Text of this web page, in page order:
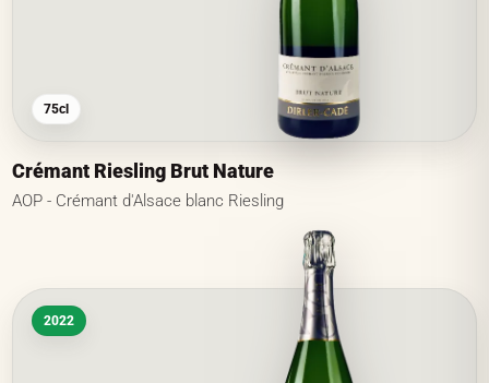
75cl
Crémant Riesling Brut Nature
AOP - Crémant d'Alsace blanc Riesling
2022